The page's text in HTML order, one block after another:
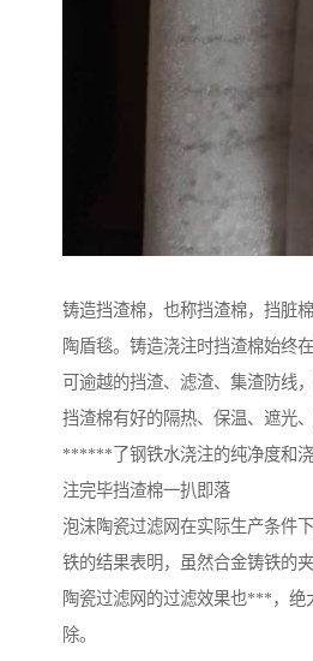
铸造挡渣棉，也称挡渣棉，挡脏
陶盾毯。铸造浇注时挡渣棉始终
可逾越的挡渣、滤渣、集渣防线
挡渣棉有好的隔热、保温、遮光
******了钢铁水浇注的纯净度和
注完毕挡渣棉一扒即落
泡沫陶瓷过滤网在实际生产条件
铁的结果表明，虽然合金铸铁的
陶瓷过滤网的过滤效果也***，绝
除。